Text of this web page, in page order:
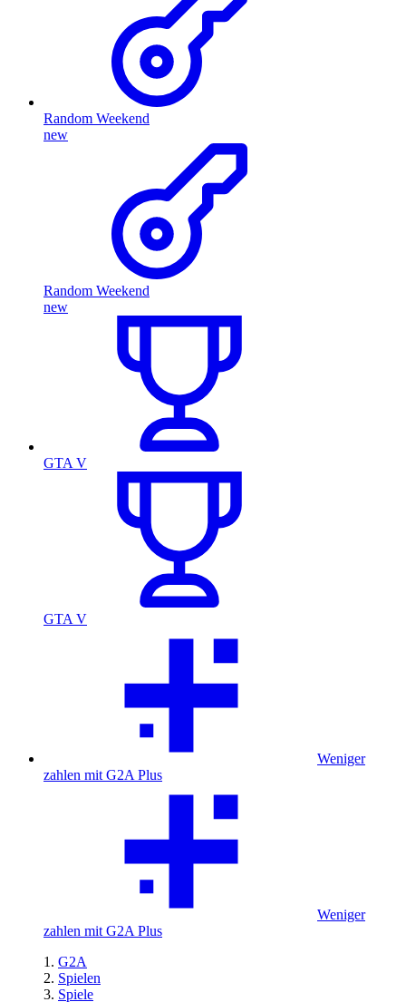
Random Weekend
new
Random Weekend
new
GTA V
GTA V
Weniger
zahlen mit G2A Plus
Weniger
zahlen mit G2A Plus
G2A
Spielen
Spiele